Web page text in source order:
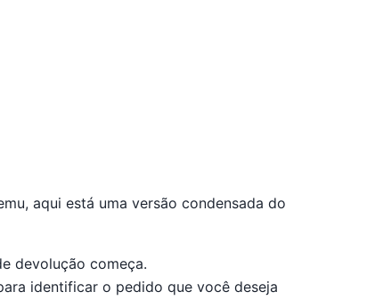
aqui está uma versão condensada do
devolução começa.
identificar o pedido que você deseja